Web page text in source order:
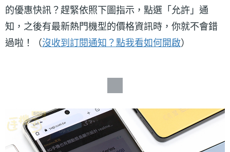
的優惠快訊？趕緊依照下圖指示，點選「允許」通
知，之後有最新熱門機型的價格資訊時，你就不會錯
過啦！（沒收到訂閱通知？點我看如何開啟）